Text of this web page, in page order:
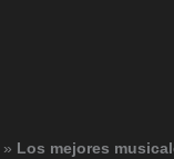
» Los mejores